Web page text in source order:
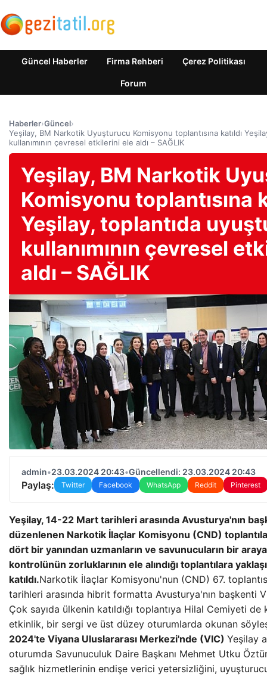
Güncel Haberler Firma Rehberi Çerez Politikası
Forum
Haberler›Güncel›
Yeşilay, BM Narkotik Uyuşturucu Komisyonu toplantısına katıldı
kullanımının çevresel etkilerini ele aldı – SAĞLIK
Yeşilay, BM Narkotik
Komisyonu toplantısına
Yeşilay, toplantıda
kullanımının çevresel
aldı – SAĞLIK
admin•23.03.2024 20:43•Güncellendi: 23.03.2024 20:43
Paylaş: Twitter Facebook WhatsApp Reddit Pinterest
Yeşilay, 14-22 Mart tarihleri ​​arasında Avusturya'nın
düzenlenen Narkotik İlaçlar Komisyonu (CND)
dört bir yanından uzmanların ve savunucuların bir
kontrolünün zorluklarının ele alındığı toplantılara
katıldı.Narkotik İlaçlar Komisyonu'nun (CND) 67.
tarihleri ​​arasında hibrit formatta Avusturya'nın başkenti
Çok sayıda ülkenin katıldığı toplantıya Hilal Cemiyeti de
etkinlik, bir sergi ve üst düzey oturumlarda okunan
2024'te Viyana Uluslararası Merkezi'nde (VIC) Yeşilay
oturumda Savunuculuk Daire Başkanı Mehmet Utku
sağlık hizmetlerinin endişe verici yetersizliğini,